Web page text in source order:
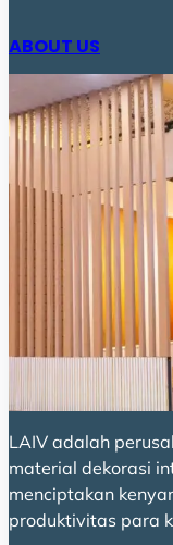
ABOUT US
LAIV adalah
material dekorasi
menciptakan
produktivitas para